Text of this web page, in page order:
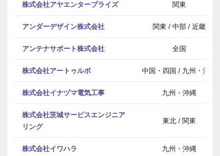
株式会社アヤエンタープライズ 関東
アンダーデザイン株式会社 関東 / 中部 / 近畿
アンテナサポート株式会社 全国
株式会社アートゥルボ 中国・四国 / 九州・沖縄
株式会社イナヅマ電気工事 九州・沖縄
株式会社茨城サービスエンジニア
リング
東北 / 関東
株式会社イワハラ 九州・沖縄